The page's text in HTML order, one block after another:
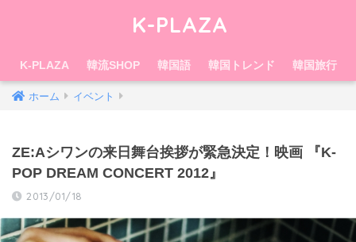
K-PLAZA
K-PLAZA 韓流SHOP 韓国語 韓国トレンド 韓国旅行
ホーム イベント
ZE:Aシワンの来日舞台挨拶が緊急決定！映画 『K-
POP DREAM CONCERT 2012』
2013/01/18